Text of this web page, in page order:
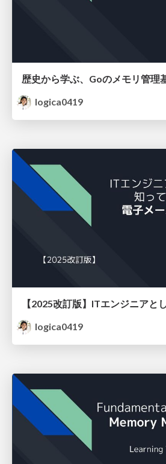
歴史から学ぶ、Goのメモリ管理
logica0419
logica0419